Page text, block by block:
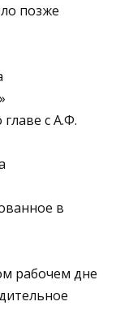
позже
с А.Ф.
в
рабочем дне